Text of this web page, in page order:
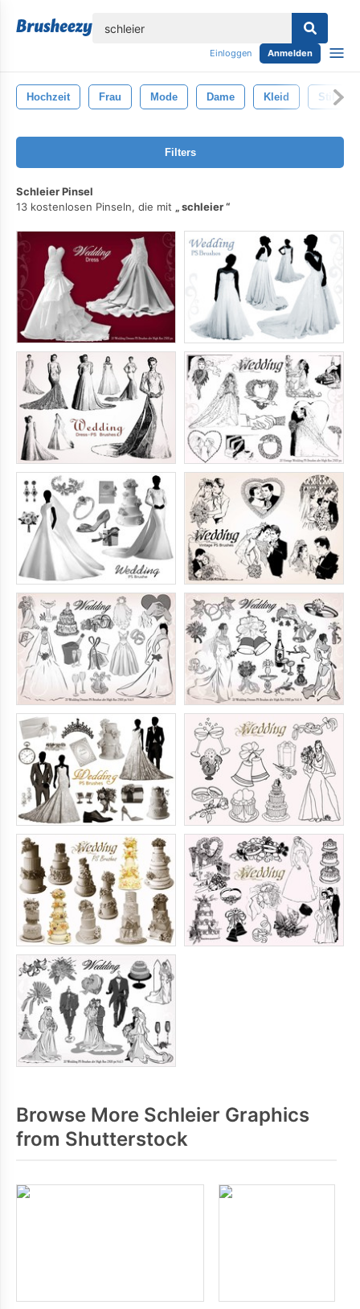
Einloggen Anmelden
Hochzeit Frau Mode Dame Kleid Stil
Filters
Schleier Pinsel
13 kostenlosen Pinseln, die mit
schleier
Browse More Schleier Graphics
from Shutterstock